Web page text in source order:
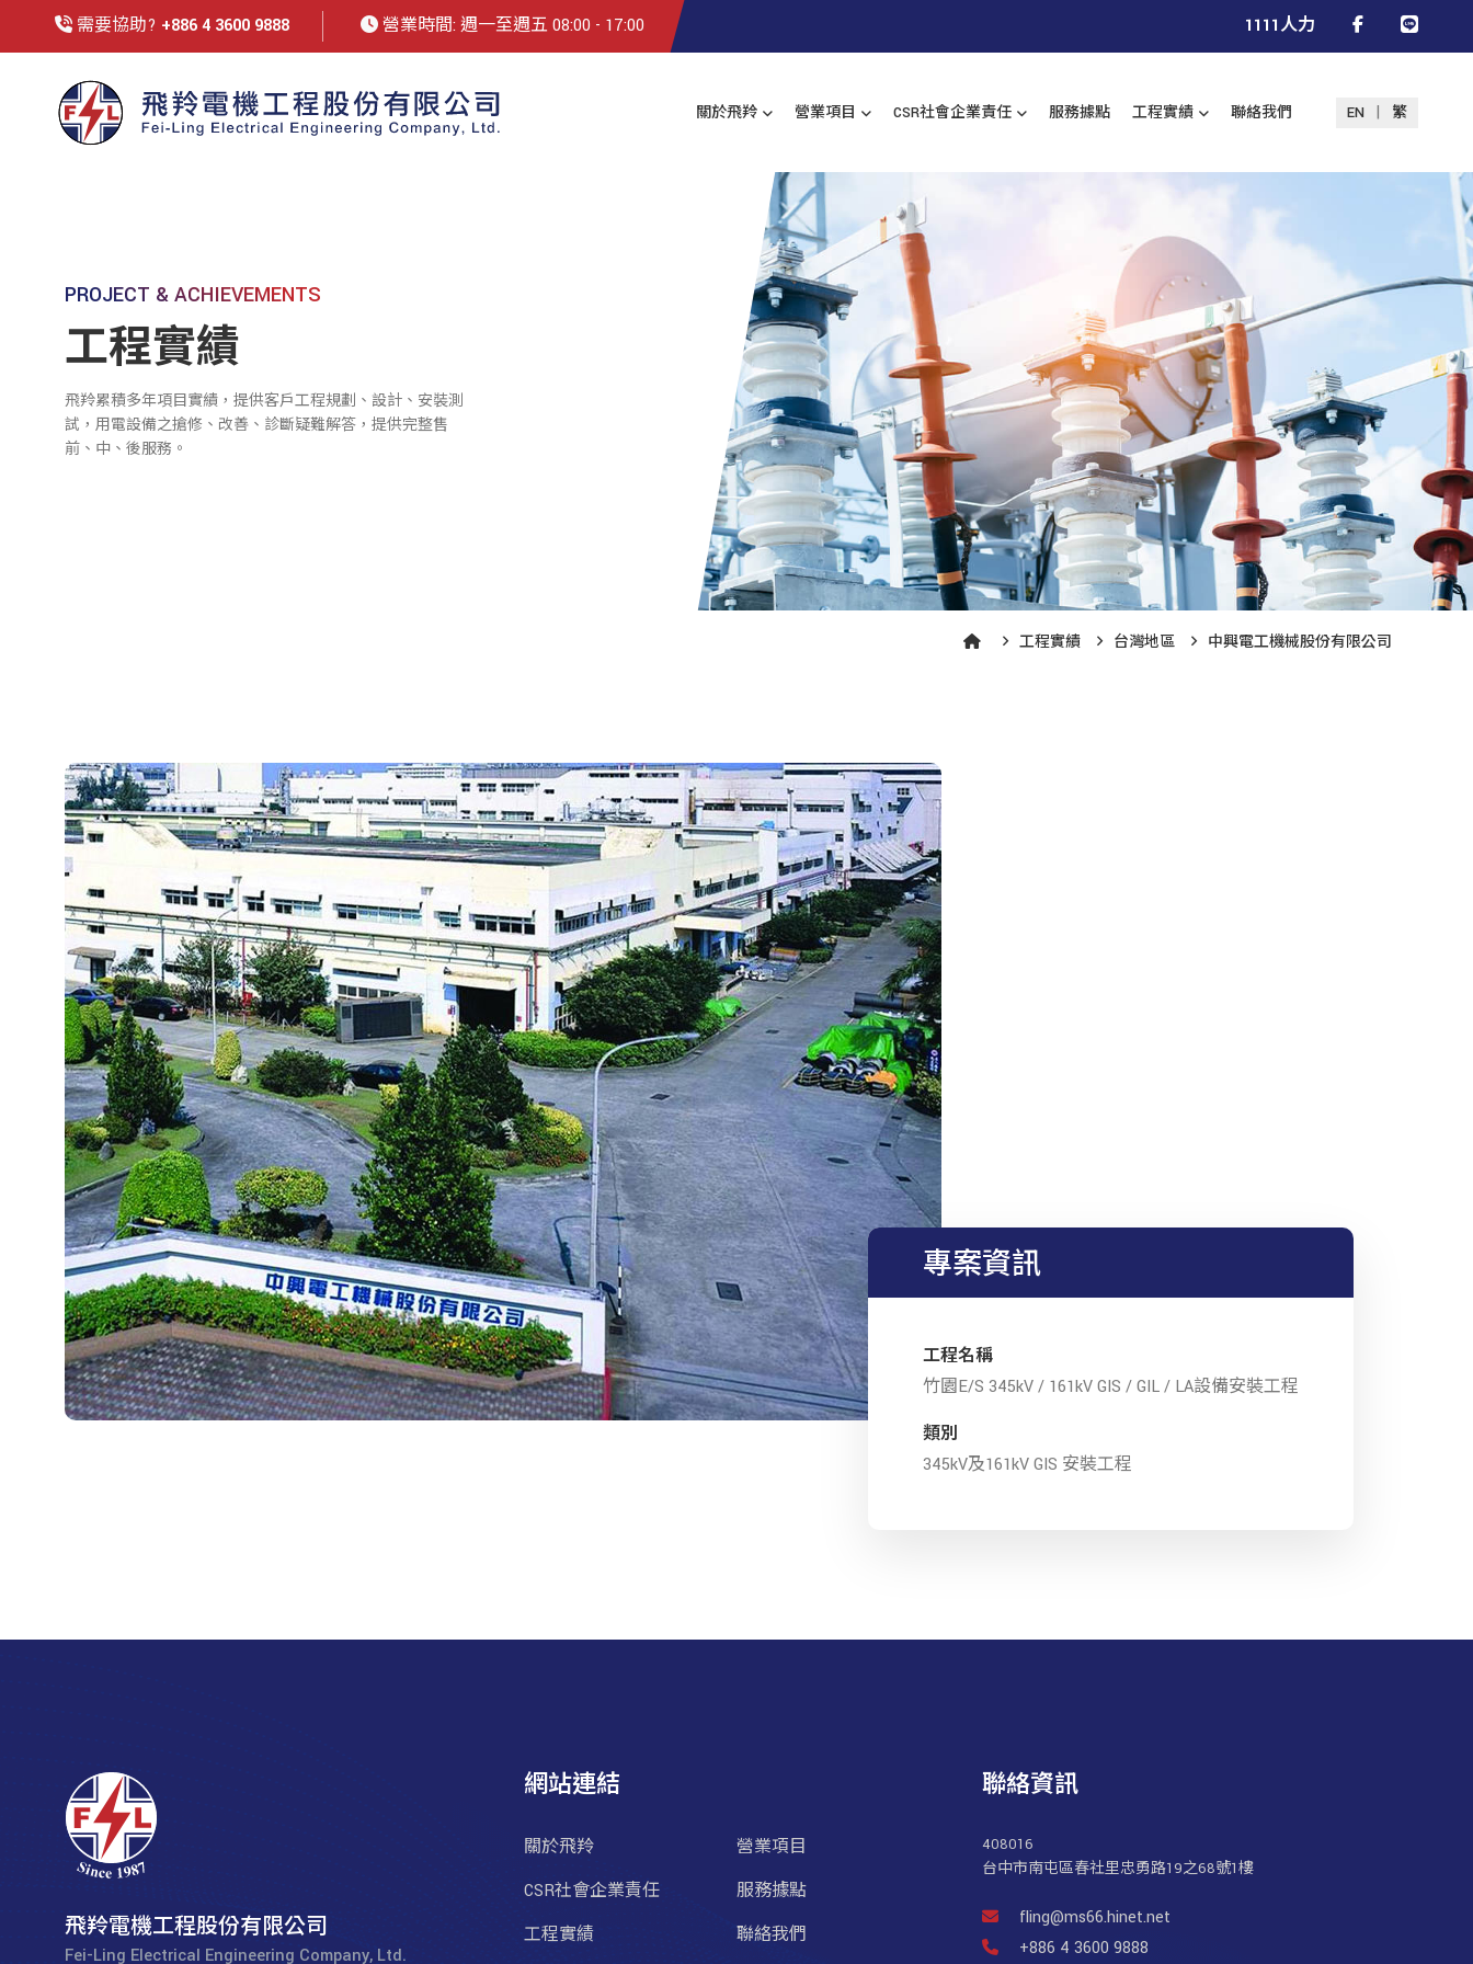
需要協助? +886 4 3600 9888 營業時間: 週一至週五 08:00 - 17:00 1111人力
關於飛羚 營業項目 CSR社會企業責任 服務據點 工程實績 聯絡我們 EN | 繁
PROJECT & ACHIEVEMENTS
工程實績
飛羚累積多年項目實績，提供客戶工程規劃、設計、安裝測
試，用電設備之搶修、改善、診斷疑難解答，提供完整售
前、中、後服務。
工程實績 台灣地區 中興電工機械股份有限公司
專案資訊
工程名稱
竹園E/S 345kV / 161kV GIS / GIL / LA設備安裝工程
類別
345kV及161kV GIS 安裝工程
飛羚電機工程股份有限公司
Fei-Ling Electrical Engineering Company, Ltd.
網站連結
關於飛羚
營業項目
CSR社會企業責任
服務據點
工程實績
聯絡我們
聯絡資訊
408016
台中市南屯區春社里忠勇路19之68號1樓
fling@ms66.hinet.net
+886 4 3600 9888